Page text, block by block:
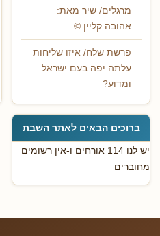
מרגלים/ שיר מאת:
אהובה קליין ©
פרשת שלח/ איזו שליחות
עלתה יפה בעם ישראל
ומדוע?
ברוכים הבאים לאתר השבת
יש לנו 114 אורחים ו-אין רשומים
מחוברים